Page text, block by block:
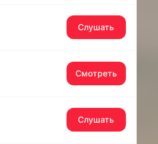
Слушать
Смотреть
Слушать